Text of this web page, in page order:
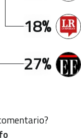
18%
27%